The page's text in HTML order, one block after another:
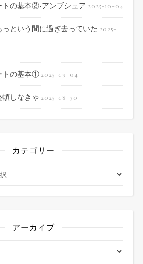
トの基本②-アンブシュア 2025-10-04
という間に過ぎ去っていた 2025-
トの基本① 2025-09-04
しなきゃ 2025-08-30
カテゴリー
アーカイブ